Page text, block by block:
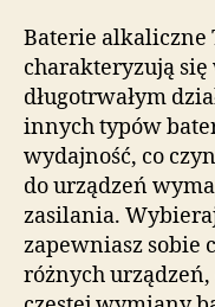
Baterie alkaliczne
charakteryzują
długotrwałym
innych typów
wydajność, co
do urządzeń
zasilania.
zapewniasz sobie
różnych